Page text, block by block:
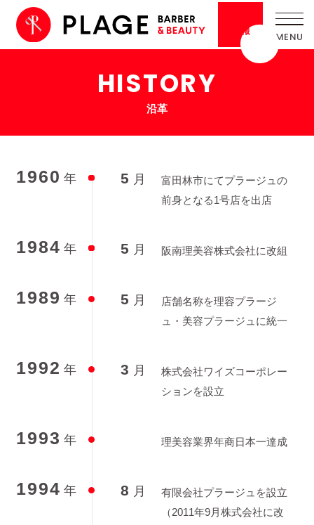
情報
HISTORY
沿革
1960 年 5 月
富田林市にてプラージュの
前身となる1号店を出店
1984 年 5 月 阪南理美容株式会社に改組
1989 年 5 月
店舗名称を理容プラージ
ュ・美容プラージュに統一
1992 年 3 月
株式会社ワイズコーポレー
ションを設立
1993 年 理美容業界年商日本一達成
1994 年 8 月
有限会社プラージュを設立
（2011年9月株式会社に改